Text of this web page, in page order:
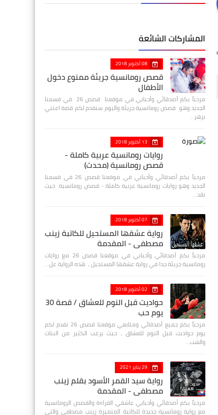
المشاركات الشائعة
08 أكتوبر 2018
قصص رومانسية جريئة ممنوع دخول
الأطفال
مرحباً بكم أصدقائي وأحبابي في موقعنا قصص 26 في قسمنا
الجديد وهو قصص رومانسية جريئة واليوم سنقدم لكم قصة اعتني
بزهر…
13 أكتوبر 2018
روايات رومانسية عربية كاملة -
قصص رومانسية (محدث)
مرحباً بكم أصدقائي وأحبابي في موقعنا قصص 26 في قسمنا
الجديد وهو روايات رومانسية عربية كاملة - قصص رومانسية حيث
نقد…
07 أكتوبر 2018
رواية عشقها المستحيل للكاتبة زينب
مصطفي - المقدمة
مرحباً بكم أصدقائي وأحبابي في موقعنا قصص 26 مع روايات
رومانسية جريئة جدا في رواية عشقها المستحيل ، هذه الرواية عل…
02 أكتوبر 2018
حواديت قبل النوم للعشاق / قصة 30
يوم حب
مرحباً بكم جميع أصدقائي ومتابعي موقعنا قصص 26 نقدم لكم
يوم حواديت قبل النوم للعشاق ، حيث يرغب الكثير من البنات
والشب…
29 يناير 2021
رواية سيد القمر الأسود بقلم زينب
مصطفي - المقدمة
مرحباً بكم أصدقائي وأحبابي عاشقي القراءة والقصص الرومانسية
مع رواية رومانسية جديدة للكاتبة المتميزة زينب مصطفى والتي